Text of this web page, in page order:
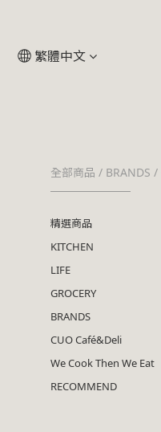
繁體中文
全部商品 / BRANDS /
精選商品
KITCHEN
LIFE
GROCERY
BRANDS
CUO Café&Deli
We Cook Then We Eat
RECOMMEND